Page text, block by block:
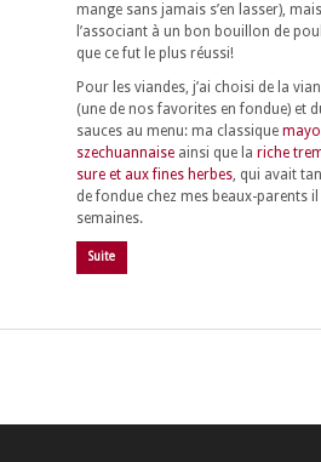
mange sans jamais s’en lasser),
l’associant à un bon bouillon de
que ce fut le plus réussi!
Pour les viandes, j’ai choisi de la
(une de nos favorites en fondue) et
sauces au menu: ma classique
szechuannaise ainsi que la riche
sure et aux fines herbes, qui avait
de fondue chez mes beaux-parents
semaines.
Suite